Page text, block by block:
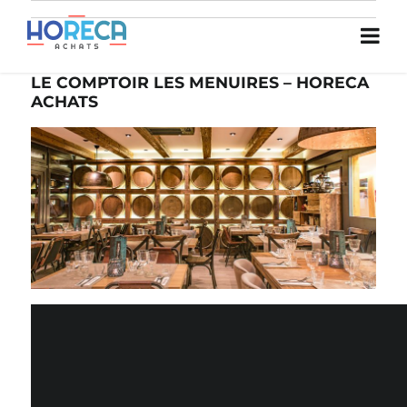
LE COMPTOIR LES MENUIRES – HORECA
ACHATS